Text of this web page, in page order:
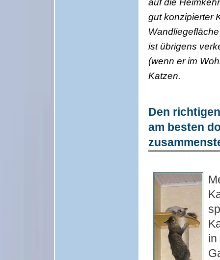
auf die
gut konzipierter
ist übrigens
(wenn er im
Katzen.
Den
am besten
in